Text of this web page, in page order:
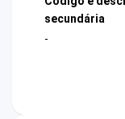
secundária
-